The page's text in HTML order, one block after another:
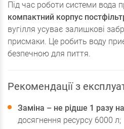
Під час роботи системи вода
компактний корпус
вугілля усуває залишкові
присмаки. Це робить воду
безпечною для пиття.
Рекомендації з
Заміна – не рідше 1 разу
досягнення ресурсу 6000 л;